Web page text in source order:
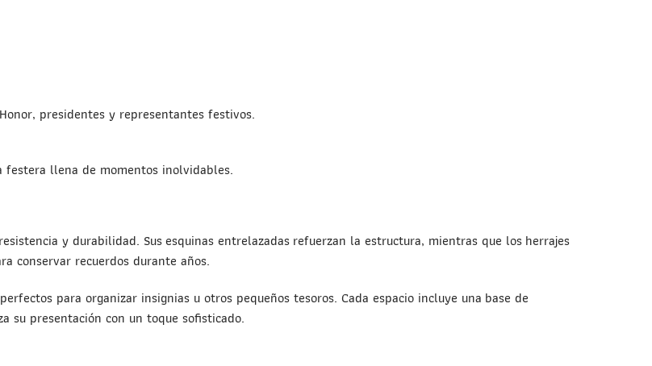
presidentes y representantes festivos.
festera llena de momentos inolvidables.
y durabilidad. Sus esquinas entrelazadas refuerzan la estructura, mientras que los herrajes
conservar recuerdos durante años.
para organizar insignias u otros pequeños tesoros. Cada espacio incluye una base de
su presentación con un toque sofisticado.